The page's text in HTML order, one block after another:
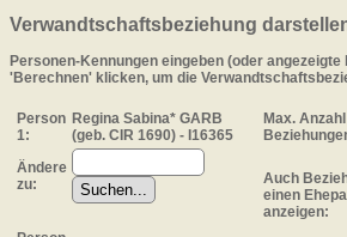
Verwandtschaftsbeziehung
Personen-Kennungen eingeben (oder angezeigte
'Berechnen' klicken, um die
Person
1:
Regina Sabina* GARB
(geb. CIR 1690) - I16365
Ändere
zu:
Max.
Auch
einen
anzeigen: